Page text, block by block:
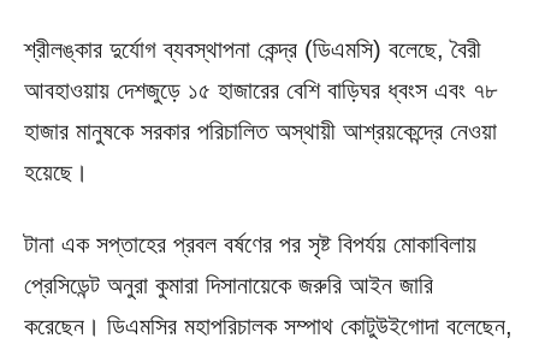
শ্রীলঙ্কার দুর্যোগ ব্যবস্থাপনা কেন্দ্র (ডিএমসি) বলেছে, বৈরী
আবহাওয়ায় দেশজুড়ে ১৫ হাজারের বেশি বাড়িঘর ধ্বংস এবং ৭৮
হাজার মানুষকে সরকার পরিচালিত অস্থায়ী আশ্রয়কেন্দ্রে নেওয়া
হয়েছে।
টানা এক সপ্তাহের প্রবল বর্ষণের পর সৃষ্ট বিপর্যয় মোকাবিলায়
প্রেসিডেন্ট অনুরা কুমারা দিসানায়েকে জরুরি আইন জারি
করেছেন। ডিএমসির মহাপরিচালক সম্পাথ কোটুউইগোদা বলেছেন,